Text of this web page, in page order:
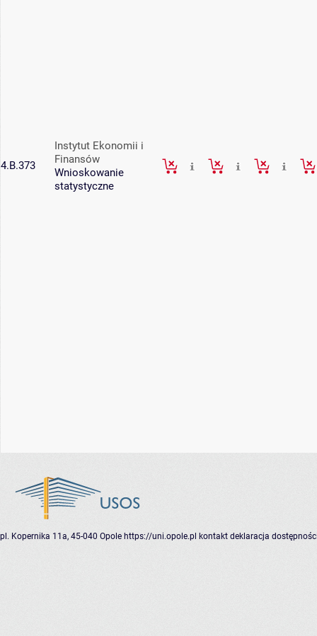
4.B.373
Instytut Ekonomii i
Finansów
Wnioskowanie
statystyczne
pl. Kopernika 11a, 45-040 Opole https://uni.opole.pl kontakt deklaracja